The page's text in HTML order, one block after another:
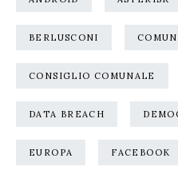
BERLUSCONI
CONSIGLIO COMUNALE
DATA BREACH
EUROPA FACEBOOK